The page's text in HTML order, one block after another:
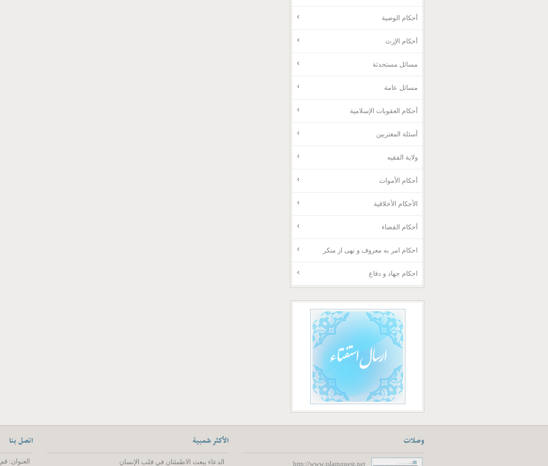
أحكام الوصية
أحكام الإرث
مسائل مستحدثة
مسائل عامة
أحکام العقوبات الإسلامية
أسئلة المغتربين
ولاية الفقيه
أحكام الأموات
الأحكام الأخلاقية
أحكام القضاء
احکام امر به معروف و نهی از منکر
احکام جهاد و دفاع
وصلات
http://www.islamquest.net
الأكثر شعبية
الدعاء يبعث الاطمئنان في قلب الإنسان
اتصل بنا
العنوان: قم، شارع 55 متري عمار ،